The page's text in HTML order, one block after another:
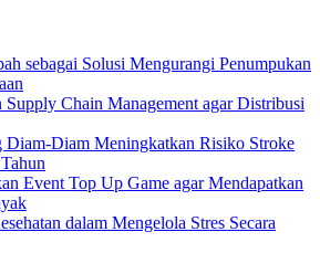
sebagai Solusi Mengurangi Penumpukan
Supply Chain Management agar Distribusi
Diam-Diam Meningkatkan Risiko Stroke
Event Top Up Game agar Mendapatkan
dalam Mengelola Stres Secara